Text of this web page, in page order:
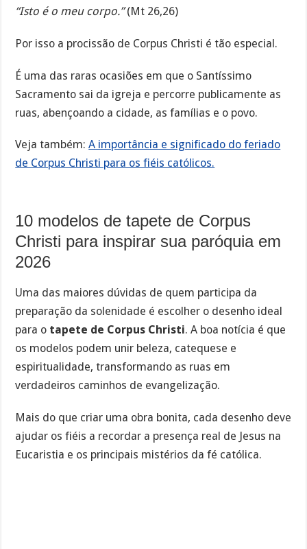
“Isto é o meu corpo.”(Mt 26,26)
Por isso a procissão de Corpus Christi é tão especial.
É uma das raras ocasiões em que o Santíssimo
Sacramento sai da igreja e percorre publicamente as
ruas, abençoando a cidade, as famílias e o povo.
Veja também:A importância e significado do feriado
de Corpus Christi para os fiéis católicos.
10 modelos de tapete de Corpus
Christi para inspirar sua paróquia em
2026
Uma das maiores dúvidas de quem participa da
preparação da solenidade é escolher o desenho ideal
para o tapete de Corpus Christi. A boa notícia é que
os modelos podem unir beleza, catequese e
espiritualidade, transformando as ruas em
verdadeiros caminhos de evangelização.
Mais do que criar uma obra bonita, cada desenho deve
ajudar os fiéis a recordar a presença real de Jesus na
Eucaristia e os principais mistérios da fé católica.